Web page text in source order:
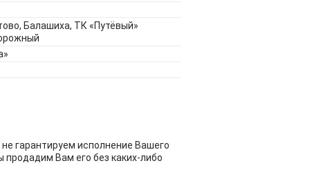
Балашиха, ТК «Путёвый»
гарантируем исполнение Вашего
продадим Вам его без каких-либо